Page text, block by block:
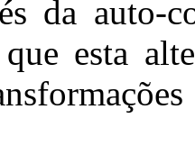
da auto-
esta